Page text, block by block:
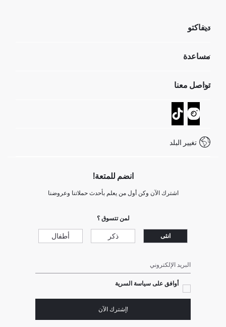
ديفاكتو
تعرف علينا
GIFT CLUB
مساعدة
عمليات الارجاع و الاستبدال السهلة
تتبع الشحنة
كيف يمكنك التسوق في ديفاكتو ؟
كيف تدفع في ديفاكتو؟
شروط المنافسة
تواصل معنا
نموذج الاتصال
خدمة العملاء
Call Center 19782
تغيير البلد
انضم للمتعة!
اشترك الآن وكن أول من يعلم بأحدث حملاتنا وعروضنا
لمن تتسوق ؟
انثى ذكر أطفال
البريد الإلكتروني
أوافق على سياسة السرية
!إشترك الآن